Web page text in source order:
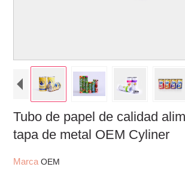
Tubo de papel de calidad
tapa de metal OEM Cyliner
MarcaOEM